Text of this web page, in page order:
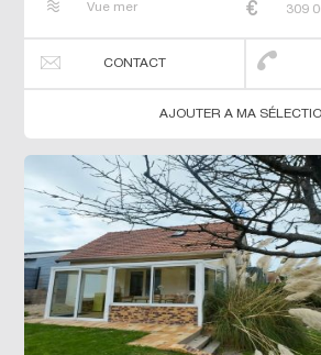
Terrain Villa
Vue mer 309
CONTACT
AJOUTER A MA